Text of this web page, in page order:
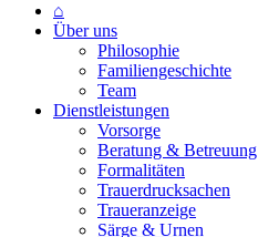
⌂
Über uns
Philosophie
Familiengeschichte
Team
Dienstleistungen
Vorsorge
Beratung & Betreuung
Formalitäten
Trauerdrucksachen
Traueranzeige
Särge & Urnen